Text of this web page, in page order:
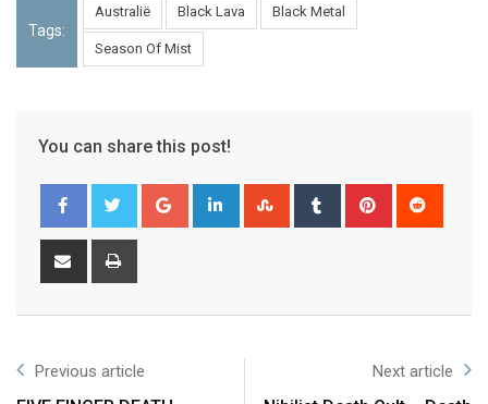
Tags:
Australië Black Lava Black Metal
Season Of Mist
You can share this post!
Previous article Next article